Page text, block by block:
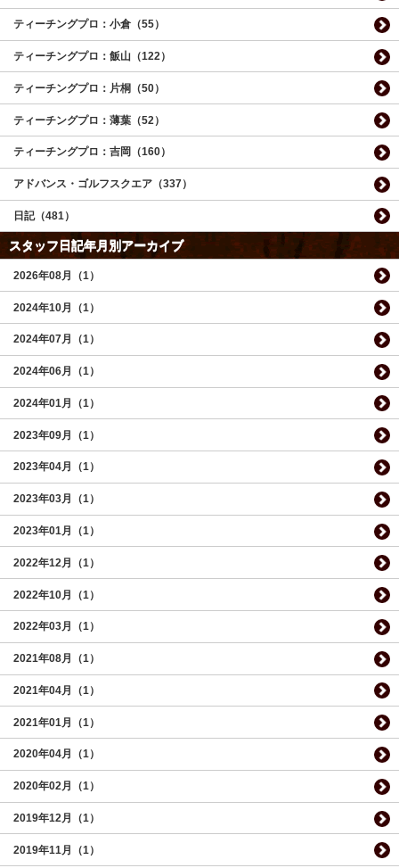
ティーチングプロ：小倉（55）
ティーチングプロ：飯山（122）
ティーチングプロ：片桐（50）
ティーチングプロ：薄葉（52）
ティーチングプロ：吉岡（160）
アドバンス・ゴルフスクエア（337）
日記（481）
スタッフ日記年月別アーカイブ
2026年08月（1）
2024年10月（1）
2024年07月（1）
2024年06月（1）
2024年01月（1）
2023年09月（1）
2023年04月（1）
2023年03月（1）
2023年01月（1）
2022年12月（1）
2022年10月（1）
2022年03月（1）
2021年08月（1）
2021年04月（1）
2021年01月（1）
2020年04月（1）
2020年02月（1）
2019年12月（1）
2019年11月（1）